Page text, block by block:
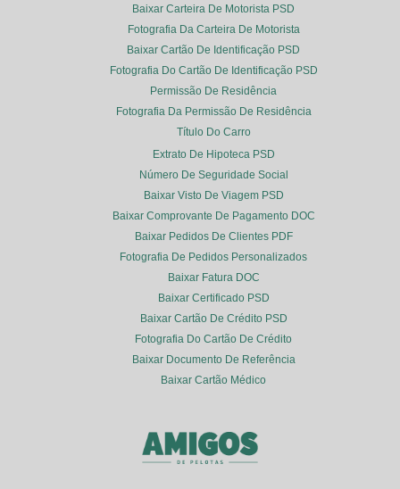
Baixar Carteira De Motorista PSD
Fotografia Da Carteira De Motorista
Baixar Cartão De Identificação PSD
Fotografia Do Cartão De Identificação PSD
Permissão De Residência
Fotografia Da Permissão De Residência
Título Do Carro
Extrato De Hipoteca PSD
Número De Seguridade Social
Baixar Visto De Viagem PSD
Baixar Comprovante De Pagamento DOC
Baixar Pedidos De Clientes PDF
Fotografia De Pedidos Personalizados
Baixar Fatura DOC
Baixar Certificado PSD
Baixar Cartão De Crédito PSD
Fotografia Do Cartão De Crédito
Baixar Documento De Referência
Baixar Cartão Médico